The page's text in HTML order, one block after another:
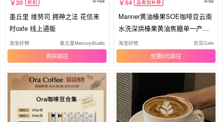
20 折扣
墨丘里 维努司 拥神之法 花信来
时cafe 线上通贩
淘宝好物 墨丘里MercuryStudio
购买
54 品类加补券
Manner黄油榛果SOE咖啡豆云南
水洗深烘榛果黄油焦糖单一产地
浓缩
淘宝好物 欢见Cafe
优惠5元